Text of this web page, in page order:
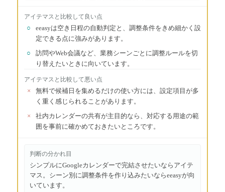
アイテマス と比較して良い点
○
eeasyは空き日程の自動判定と、調整条件をきめ細かく設
定できる点に強みがあります。
○
訪問やWeb会議など、業務シーンごとに調整ルールを切
り替えたいときに向いています。
アイテマス と比較して悪い点
×
無料で候補日を集めるだけの使い方には、設定項目が多
く重く感じられることがあります。
×
社内カレンダーの共有が主目的なら、対応する用途の範
囲を事前に確かめておきたいところです。
判断の分かれ目
シンプルにGoogleカレンダーで完結させたいならアイテ
マス。シーン別に調整条件を作り込みたいならeeasyが向
いています。